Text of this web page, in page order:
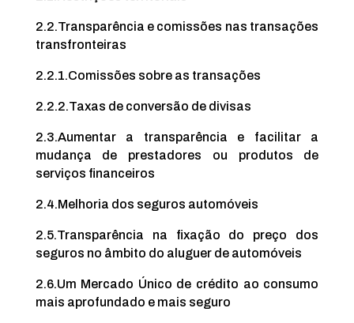
2.2.Transparência e comissões nas transações
transfronteiras
2.2.1.Comissões sobre as transações
2.2.2.Taxas de conversão de divisas
2.3.Aumentar a transparência e facilitar a
mudança de prestadores ou produtos de
serviços financeiros
2.4.Melhoria dos seguros automóveis
2.5.Transparência na fixação do preço dos
seguros no âmbito do aluguer de automóveis
2.6.Um Mercado Único de crédito ao consumo
mais aprofundado e mais seguro